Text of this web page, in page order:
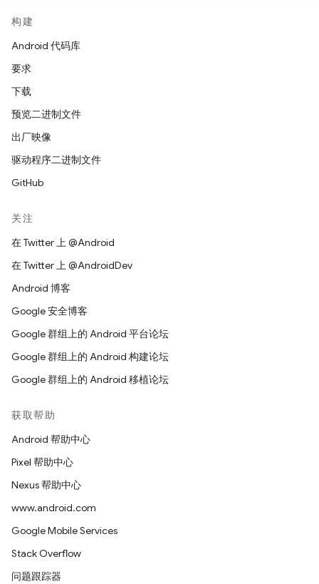
构建
Android 代码库
要求
下载
预览二进制文件
出厂映像
驱动程序二进制文件
GitHub
关注
在 Twitter 上 @Android
在 Twitter 上 @AndroidDev
Android 博客
Google 安全博客
Google 群组上的 Android 平台论坛
Google 群组上的 Android 构建论坛
Google 群组上的 Android 移植论坛
获取帮助
Android 帮助中心
Pixel 帮助中心
Nexus 帮助中心
www.android.com
Google Mobile Services
Stack Overflow
问题跟踪器